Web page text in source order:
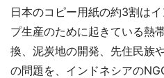
日本のコピー用紙の約3割は
プ生産のために起きている熱
換、泥炭地の開発、先住民族
の問題を、インドネシアの